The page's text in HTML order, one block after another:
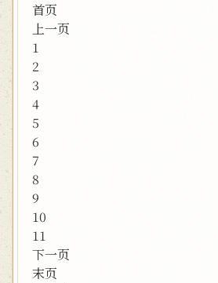
首页
上一页
1
2
3
4
5
6
7
8
9
10
11
下一页
末页